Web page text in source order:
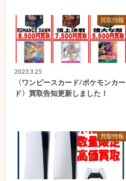
買取情報
2023.3.25
〈ワンピースカード/ポケモンカー
ド〉買取告知更新しました！
買取情報